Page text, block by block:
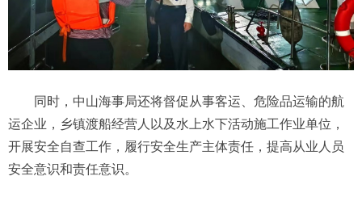
同时，中山海事局还将督促从事客运、危险品运输的航
运企业，乡镇渡船经营人以及水上水下活动施工作业单位，
开展安全自查工作，履行安全生产主体责任，提高从业人员
安全意识和责任意识。